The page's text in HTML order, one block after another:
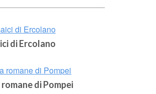
di Ercolano
di Pompei